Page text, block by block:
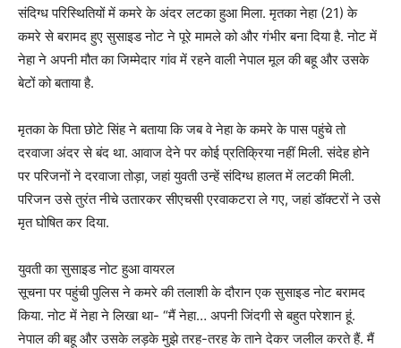
संदिग्ध परिस्थितियों में कमरे के अंदर लटका हुआ मिला. मृतका नेहा (21) के
कमरे से बरामद हुए सुसाइड नोट ने पूरे मामले को और गंभीर बना दिया है. नोट में
नेहा ने अपनी मौत का जिम्मेदार गांव में रहने वाली नेपाल मूल की बहू और उसके
बेटों को बताया है.
मृतका के पिता छोटे सिंह ने बताया कि जब वे नेहा के कमरे के पास पहुंचे तो
दरवाजा अंदर से बंद था. आवाज देने पर कोई प्रतिक्रिया नहीं मिली. संदेह होने
पर परिजनों ने दरवाजा तोड़ा, जहां युवती उन्हें संदिग्ध हालत में लटकी मिली.
परिजन उसे तुरंत नीचे उतारकर सीएचसी एरवाकटरा ले गए, जहां डॉक्टरों ने उसे
मृत घोषित कर दिया.
युवती का सुसाइड नोट हुआ वायरल
सूचना पर पहुंची पुलिस ने कमरे की तलाशी के दौरान एक सुसाइड नोट बरामद
किया. नोट में नेहा ने लिखा था- “मैं नेहा… अपनी जिंदगी से बहुत परेशान हूं.
नेपाल की बहू और उसके लड़के मुझे तरह-तरह के ताने देकर जलील करते हैं. मैं